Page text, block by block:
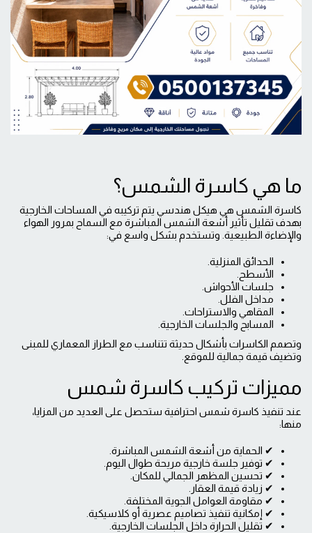
ما هي كاسرة الشمس؟
كاسرة الشمس هي هيكل هندسي يتم تركيبه في المساحات الخارجية
بهدف تقليل تأثير أشعة الشمس المباشرة مع السماح بمرور الهواء
والإضاءة الطبيعية. وتستخدم بشكل واسع في:
الحدائق المنزلية.
الأسطح.
جلسات الأحواش.
مداخل الفلل.
المقاهي والاستراحات.
المسابح والجلسات الخارجية.
وتصمم الكاسرات بأشكال حديثة تتناسب مع الطراز المعماري للمبنى
وتضيف قيمة جمالية للموقع.
مميزات تركيب كاسرة شمس
عند تنفيذ كاسرة شمس احترافية ستحصل على العديد من المزايا،
منها:
✔ الحماية من أشعة الشمس المباشرة.
✔ توفير جلسة خارجية مريحة طوال اليوم.
✔ تحسين المظهر الجمالي للمكان.
✔ زيادة قيمة العقار.
✔ مقاومة العوامل الجوية المختلفة.
✔ إمكانية تنفيذ تصاميم عصرية أو كلاسيكية.
✔ تقليل الحرارة داخل الجلسات الخارجية.